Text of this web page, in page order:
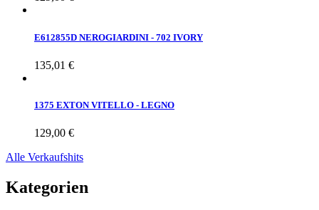
E612855D NEROGIARDINI - 702 IVORY
135,01 €
1375 EXTON VITELLO - LEGNO
129,00 €
Alle Verkaufshits
Kategorien